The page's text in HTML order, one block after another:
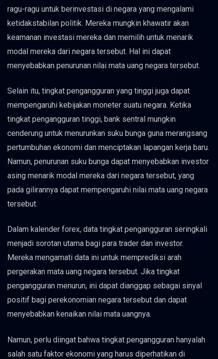
ragu-ragu untuk berinvestasi di negara yang mengalami
ketidakstabilan politik. Mereka mungkin khawatir akan
keamanan investasi mereka dan memilih untuk menarik
modal mereka dari negara tersebut. Hal ini dapat
menyebabkan penurunan nilai mata uang negara tersebut.
Selain itu, tingkat pengangguran yang tinggi juga dapat
mempengaruhi kebijakan moneter suatu negara. Ketika
tingkat pengangguran tinggi, bank sentral mungkin
cenderung untuk menurunkan suku bunga guna merangsang
pertumbuhan ekonomi dan menciptakan lapangan kerja baru.
Namun, penurunan suku bunga dapat menyebabkan investor
asing menarik modal mereka dari negara tersebut, yang
pada gilirannya dapat mempengaruhi nilai mata uang negara
tersebut.
Dalam kalender forex, data tingkat pengangguran seringkali
menjadi sorotan utama bagi para trader dan investor.
Mereka mengamati data ini untuk memprediksi arah
pergerakan mata uang negara tersebut. Jika tingkat
pengangguran menurun, ini dapat dianggap sebagai sinyal
positif bagi perekonomian negara tersebut dan dapat
menyebabkan kenaikan nilai mata uangnya.
Namun, perlu diingat bahwa tingkat pengangguran hanyalah
salah satu faktor ekonomi yang harus diperhatikan di